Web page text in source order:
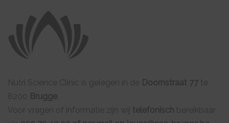
Nutri Science Clinic is gelegen in de Doornstraat 77 te
8200
Brugge
Voor vragen of informatie zijn wij telefonisch bereikbaar